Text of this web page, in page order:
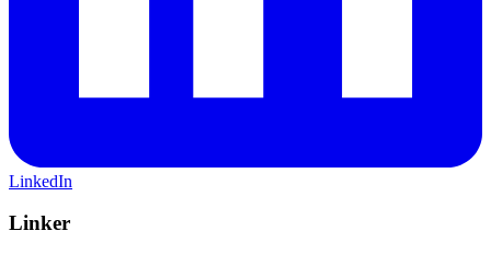
LinkedIn
Linker